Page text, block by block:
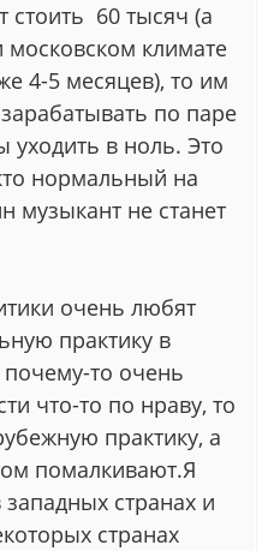
стоить 60 тысяч (а
московском климате
4-5 месяцев), то им
по паре
уходить в ноль. Это
нормальный на
музыкант не станет
очень любят
практику в
то очень
что-то по нраву, то
практику, а
помалкивают.Я
странах и
странах